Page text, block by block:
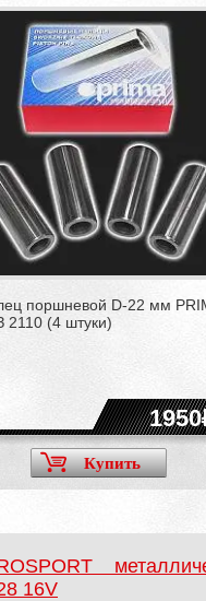
поршневой D-22 мм
2110 (4 штуки)
1950
Купить
16V